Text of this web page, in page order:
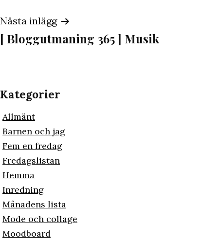
Nästa inlägg
[ Bloggutmaning 365 ] Musik
Kategorier
Allmänt
Barnen och jag
Fem en fredag
Fredagslistan
Hemma
Inredning
Månadens lista
Mode och collage
Moodboard